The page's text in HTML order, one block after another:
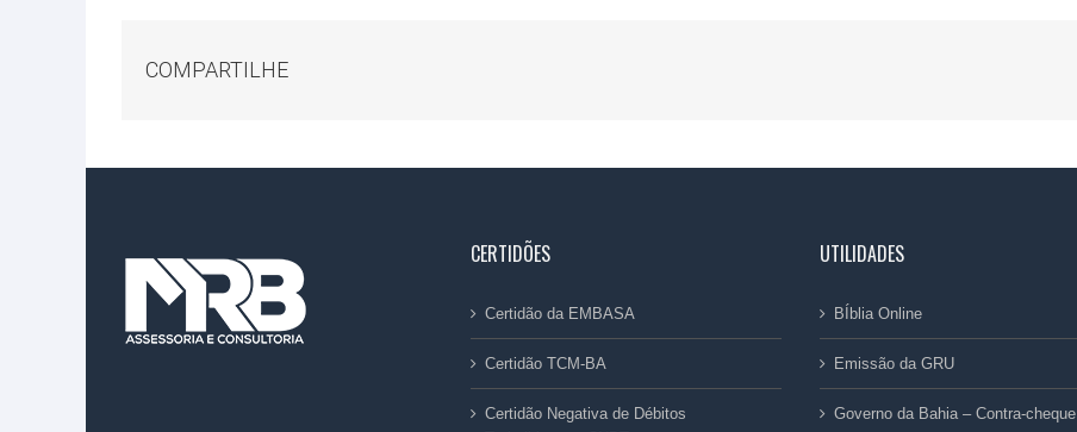
COMPARTILHE
CERTIDÕES
Certidão da EMBASA
Certidão TCM-BA
Certidão Negativa de Débitos
UTILIDADES
BÍblia Online
Emissão da GRU
Governo da Bahia – Contra-cheque